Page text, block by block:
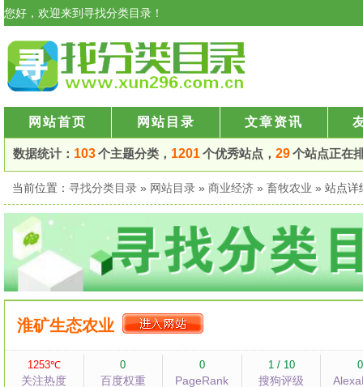
您好，欢迎来到寻找分类目录！
网站首页 网站目录 文章资讯
数据统计： 103个主题分类， 1201个优秀站点， 29个站点正在
当前位置： 寻找分类目录 » 网站目录 » 商业经济 » 畜牧农业 » 站点
淮矿生态农业
1253℃
关注热度
0
百度权重
0
PageRank
1 / 10
搜狗评级
0